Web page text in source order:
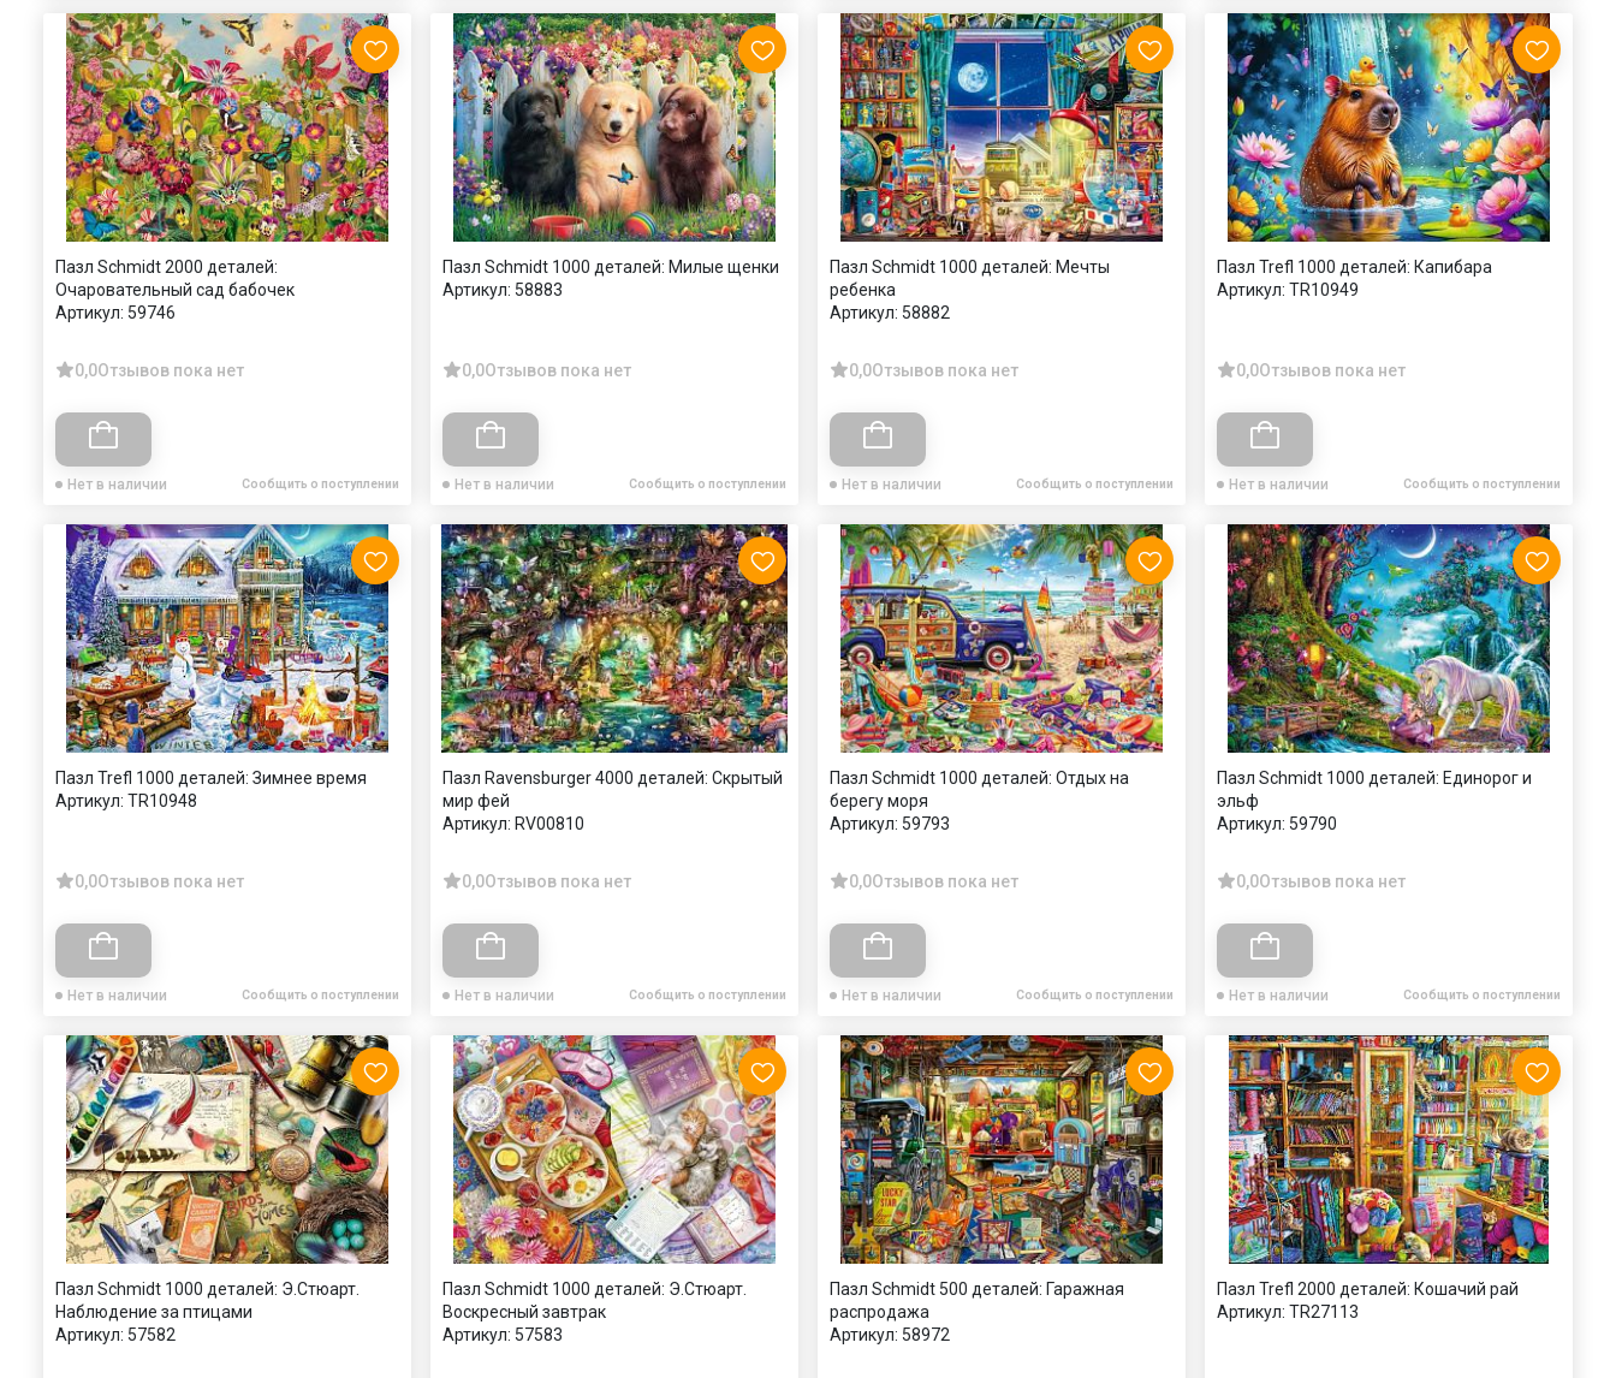
Пазл Schmidt 2000 деталей:
Очаровательный сад бабочек
Артикул: 59746
0,0Отзывов пока нет
Нет в наличии Сообщить о поступлении
Пазл Schmidt 1000 деталей: Милые щенки
Артикул: 58883
0,0Отзывов пока нет
Нет в наличии Сообщить о поступлении
Пазл Schmidt 1000 деталей: Мечты
ребенка
Артикул: 58882
0,0Отзывов пока нет
Нет в наличии Сообщить о поступлении
Пазл Trefl 1000 деталей: Капибара
Артикул: TR10949
0,0Отзывов пока нет
Нет в наличии Сообщить о поступлении
Пазл Trefl 1000 деталей: Зимнее время
Артикул: TR10948
0,0Отзывов пока нет
Нет в наличии Сообщить о поступлении
Пазл Ravensburger 4000 деталей: Скрытый
мир фей
Артикул: RV00810
0,0Отзывов пока нет
Нет в наличии Сообщить о поступлении
Пазл Schmidt 1000 деталей: Отдых на
берегу моря
Артикул: 59793
0,0Отзывов пока нет
Нет в наличии Сообщить о поступлении
Пазл Schmidt 1000 деталей: Единорог и
эльф
Артикул: 59790
0,0Отзывов пока нет
Нет в наличии Сообщить о поступлении
Пазл Schmidt 1000 деталей: Э.Стюарт.
Наблюдение за птицами
Артикул: 57582
Пазл Schmidt 1000 деталей: Э.Стюарт.
Воскресный завтрак
Артикул: 57583
Пазл Schmidt 500 деталей: Гаражная
распродажа
Артикул: 58972
Пазл Trefl 2000 деталей: Кошачий рай
Артикул: TR27113